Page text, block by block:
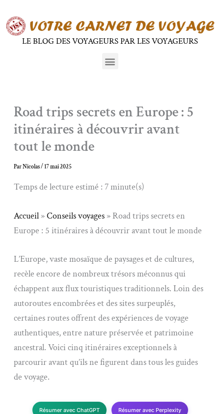
au
contenuLE BLOG DES VOYAGEURS PAR LES VOYAGEURS
Menu
Road trips secrets en Europe : 5
itinéraires à découvrir avant
tout le monde
ParNicolas/17 mai 2025
Temps de lecture estimé : 7 minute(s)
Accueil»Conseils voyages»Road trips secrets en
Europe : 5 itinéraires à découvrir avant tout le monde
L’Europe, vaste mosaïque de paysages et de cultures,
recèle encore de nombreux trésors méconnus qui
échappent aux flux touristiques traditionnels. Loin des
autoroutes encombrées et des sites surpeuplés,
certaines routes offrent des expériences de voyage
authentiques, entre nature préservée et patrimoine
ancestral. Voici cinq itinéraires exceptionnels à
parcourir avant qu’ils ne figurent dans tous les guides
de voyage.
Résumer avec ChatGPT Résumer avec Perplexity